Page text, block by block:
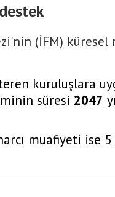
(İFM) küresel
kuruluşlara
süresi 2047
muafiyeti ise 5